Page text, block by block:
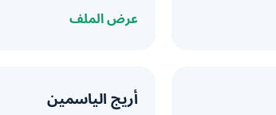
عرض الملف
أريج الياسمين